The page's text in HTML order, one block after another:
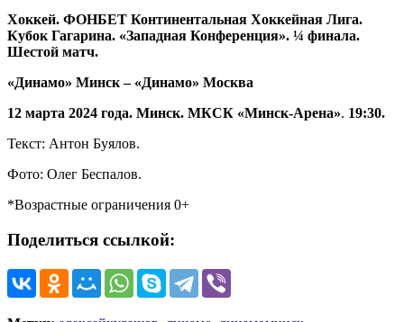
Хоккей. ФОНБЕТ Континентальная Хоккейная Лига.
Кубок Гагарина. «Западная Конференция». ¼ финала.
Шестой матч.
«Динамо» Минск – «Динамо» Москва
12 марта 2024 года. Минск. МКСК «Минск-Арена». 19:30.
Текст: Антон Буялов.
Фото: Олег Беспалов.
*Возрастные ограничения 0+
Поделиться ссылкой: